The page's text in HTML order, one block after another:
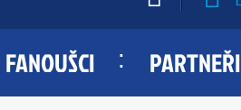
FANOUŠCI PARTNEŘI